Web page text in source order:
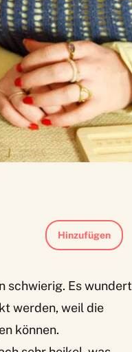
Hinzufügen
schwierig. Es wundert
werden, weil die
können.